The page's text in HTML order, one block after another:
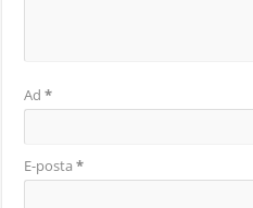
Ad*
E-posta*